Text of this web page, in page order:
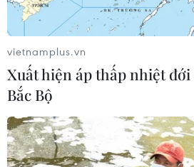
06/08/2026 03:40
Chọn đúng đầu tàu: Danh mục
doanh nghiệp nhà nước mạnh
toán giao nhiệm vụ
06/08/2026 00:56
vietnamplus.vn
Xuất hiện áp thấp nhiệt
Bắc Bộ